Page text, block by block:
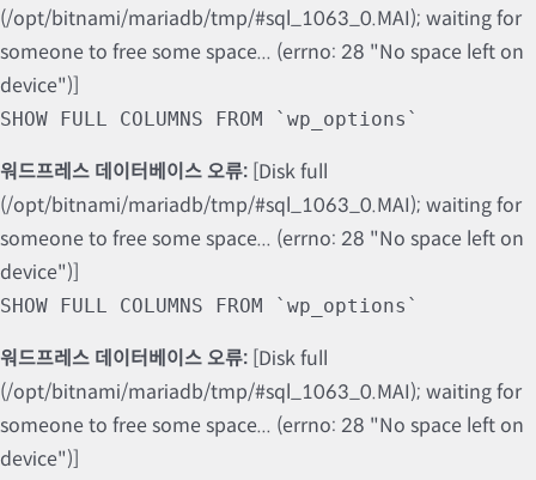
(/opt/bitnami/mariadb/tmp/#sql_1063_0.MAI); waiting for
someone to free some space... (errno: 28 "No space left on
device")]
SHOW FULL COLUMNS FROM `wp_options`
워드프레스 데이터베이스 오류: [Disk full
(/opt/bitnami/mariadb/tmp/#sql_1063_0.MAI); waiting for
someone to free some space... (errno: 28 "No space left on
device")]
SHOW FULL COLUMNS FROM `wp_options`
워드프레스 데이터베이스 오류: [Disk full
(/opt/bitnami/mariadb/tmp/#sql_1063_0.MAI); waiting for
someone to free some space... (errno: 28 "No space left on
device")]